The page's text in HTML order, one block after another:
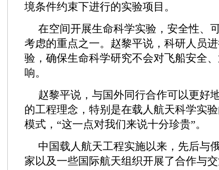
境条件约束下进行的实验项目。
在空间开展生命科学实验，安全性、
考虑的重点之一。赵黎平说，科研人员
验，确保生命科学研究不会对飞船安全
响。
赵黎平说，与国外同行合作可以更好
的工程理念，特别是在载人航天科学实
模式，“这一点对我们来说十分珍贵”。
中国载人航天工程实施以来，先后与
家以及一些国际航天组织开展了合作与